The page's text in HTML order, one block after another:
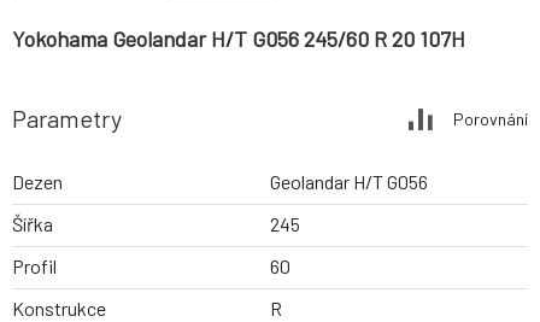
Yokohama Geolandar H/T G056 245/60 R 20 107H
Parametry Porovnání
Dezen
Geolandar H/T G056
Šířka
245
Profil
60
Konstrukce
R